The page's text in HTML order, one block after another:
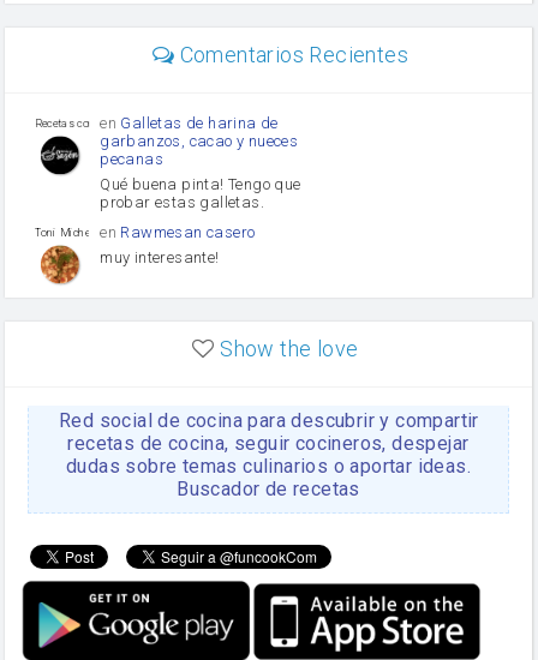
Comentarios Recientes
Recetas con sazon
en Galletas de harina de
garbanzos, cacao y nueces
pecanas
Qué buena pinta! Tengo que
probar estas galletas.
Toni Michel Caubet
en Rawmesan casero
muy interesante!
enLasaña casera fácil y
HOJALDROSA TV
enGachas de la abuela
Rosa
https://youtu.be/Mz69gcVO3sI
Rosa enReceta Del Bizcocho
Disculpa. En la foto aparece
el bizcocho de xoco y en el
apartado de los ingredientes
te has olvidado de poner la
cantidad q se debería de
poner. Gracias. Rosa
Show the love
Red social de cocina para descubrir y compartir
recetas de cocina, seguir cocineros, despejar
dudas sobre temas culinarios o aportar ideas.
Buscador de recetas